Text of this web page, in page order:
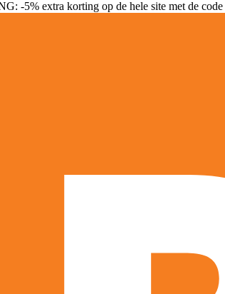
-5% extra korting op de hele site met de code